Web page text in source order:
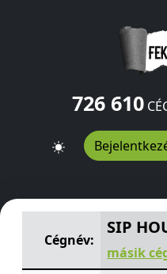
726 610
SIP HOUSE HUNGARY
Cégnév:
SIP
másik